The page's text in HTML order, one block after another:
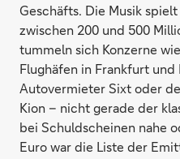
Geschäfts. Die Musik
zwischen 200 und 500
tummeln sich Konzerne
Flughäfen in Frankfurt und
Autovermieter Sixt oder
Kion – nicht gerade der
bei Schuldscheinen nahe
Euro war die Liste der